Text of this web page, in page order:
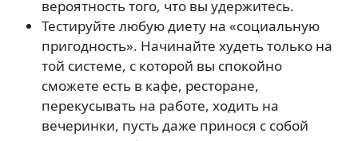
вероятность того, что вы удержитесь.
Тестируйте любую диету на «социальную
пригодность». Начинайте худеть только на
той системе, с которой вы спокойно
сможете есть в кафе, ресторане,
перекусывать на работе, ходить на
вечеринки, пусть даже принося с собой